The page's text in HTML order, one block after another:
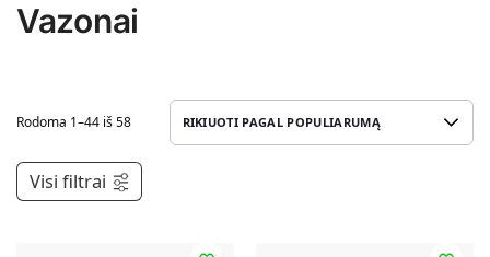
Vazonai
Rodoma 1–44 iš 58
Visi filtrai